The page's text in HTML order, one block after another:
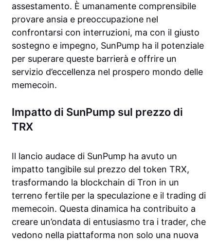
assestamento. È umanamente comprensibile
provare ansia e preoccupazione nel
confrontarsi con interruzioni, ma con il giusto
sostegno e impegno, SunPump ha il potenziale
per superare queste barrierà e offrire un
servizio d’eccellenza nel prospero mondo delle
memecoin.
Impatto di SunPump sul prezzo di
TRX
Il lancio audace di SunPump ha avuto un
impatto tangibile sul prezzo del token TRX,
trasformando la blockchain di Tron in un
terreno fertile per la speculazione e il trading di
memecoin. Questa dinamica ha contribuito a
creare un’ondata di entusiasmo tra i trader, che
vedono nella piattaforma non solo una nuova